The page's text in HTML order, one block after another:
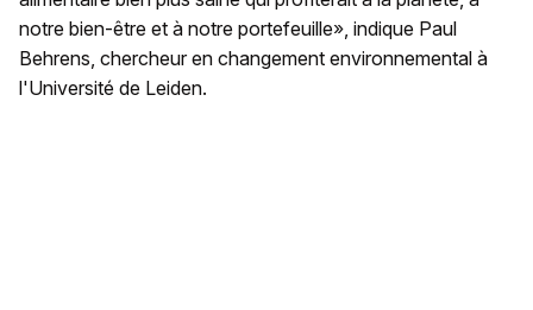
notre bien-être et à notre portefeuille», indique Paul
Behrens, chercheur en changement environnemental à
l'Université de Leiden.